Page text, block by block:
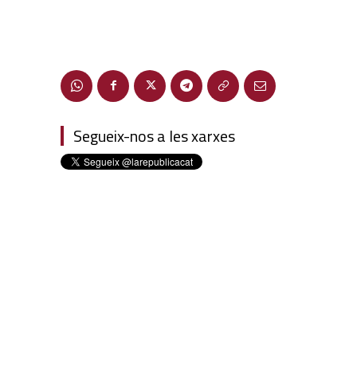
Segueix-nos a les xarxes